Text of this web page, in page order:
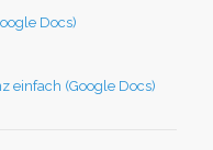
Docs)
einfach (Google Docs)